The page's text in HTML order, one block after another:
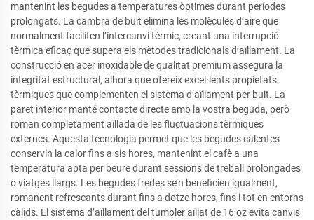
mantenint les begudes a temperatures òptimes durant períodes
prolongats. La cambra de buit elimina les molècules d’aire que
normalment faciliten l’intercanvi tèrmic, creant una interrupció
tèrmica eficaç que supera els mètodes tradicionals d’aïllament. La
construcció en acer inoxidable de qualitat premium assegura la
integritat estructural, alhora que ofereix excel·lents propietats
tèrmiques que complementen el sistema d’aïllament per buit. La
paret interior manté contacte directe amb la vostra beguda, però
roman completament aïllada de les fluctuacions tèrmiques
externes. Aquesta tecnologia permet que les begudes calentes
conservin la calor fins a sis hores, mantenint el cafè a una
temperatura apta per beure durant sessions de treball prolongades
o viatges llargs. Les begudes fredes se’n beneficien igualment,
romanent refrescants durant fins a dotze hores, fins i tot en entorns
càlids. El sistema d’aïllament del tumbler aïllat de 16 oz evita canvis